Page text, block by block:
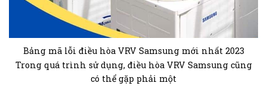
Bảng mã lỗi điều hòa VRV Samsung mới nhất 2023
Trong quá trình sử dụng, điều hòa VRV Samsung cũng
có thể gặp phải một